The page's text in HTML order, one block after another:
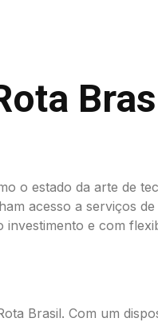
o estado da arte de
acesso a serviços de
investimento e com
Brasil. Com um